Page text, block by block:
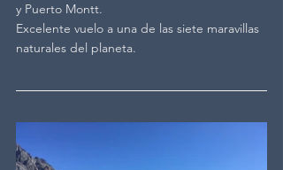
y Puerto Montt.
Excelente vuelo a una de las siete maravillas
naturales del planeta.